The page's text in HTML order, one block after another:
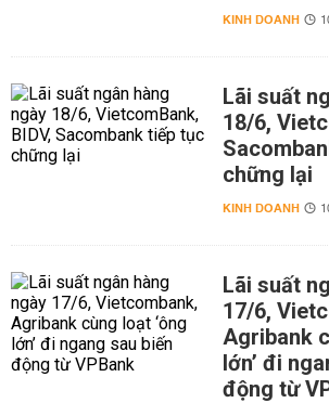
KINH DOANH
Lãi suất
18/6,
chững lại
KINH DOANH
Lãi suất
17/6,
Agribank
lớn’ đi
động từ